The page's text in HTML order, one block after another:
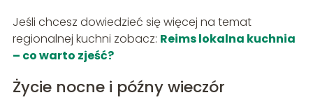
Jeśli chcesz dowiedzieć się więcej na temat
regionalnej kuchni zobacz: Reims lokalna kuchnia
– co warto zjeść?
Życie nocne i późny wieczór